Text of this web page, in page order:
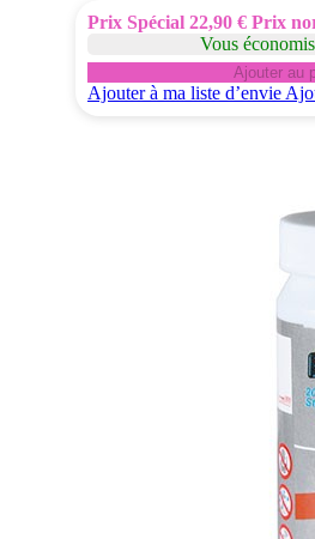
Prix Spécial 22,90 € Prix
Vous
Ajouter au
Ajouter à ma liste d’envie